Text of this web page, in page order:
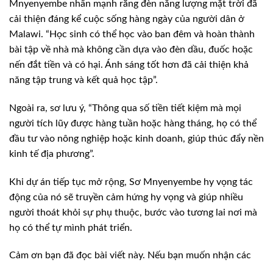
Mnyenyembe nhấn mạnh rằng đèn năng lượng mặt trời đã
cải thiện đáng kể cuộc sống hàng ngày của người dân ở
Malawi. “Học sinh có thể học vào ban đêm và hoàn thành
bài tập về nhà mà không cần dựa vào đèn dầu, đuốc hoặc
nến đắt tiền và có hại. Ánh sáng tốt hơn đã cải thiện khả
năng tập trung và kết quả học tập”.
Ngoài ra, sơ lưu ý, “Thông qua số tiền tiết kiệm mà mọi
người tích lũy được hàng tuần hoặc hàng tháng, họ có thể
đầu tư vào nông nghiệp hoặc kinh doanh, giúp thúc đẩy nền
kinh tế địa phương”.
Khi dự án tiếp tục mở rộng, Sơ Mnyenyembe hy vọng tác
động của nó sẽ truyền cảm hứng hy vọng và giúp nhiều
người thoát khỏi sự phụ thuộc, bước vào tương lai nơi mà
họ có thể tự mình phát triển.
Cảm ơn bạn đã đọc bài viết này. Nếu bạn muốn nhận các